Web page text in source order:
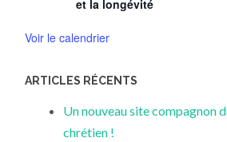
et la longévité
Voir le calendrier
ARTICLES RÉCENTS
Un nouveau site compagnon
chrétien !